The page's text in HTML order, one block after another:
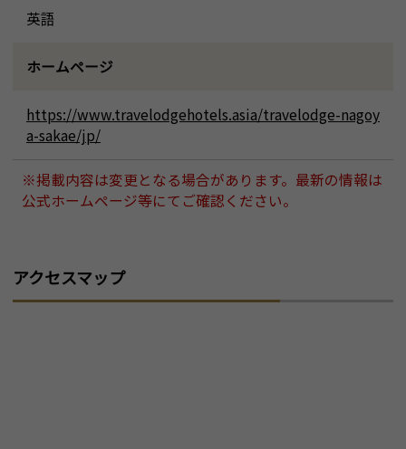
英語
ホームページ
https://www.travelodgehotels.asia/travelodge-nagoy
a-sakae/jp/
※掲載内容は変更となる場合があります。最新の情報は
公式ホームページ等にてご確認ください。
アクセスマップ